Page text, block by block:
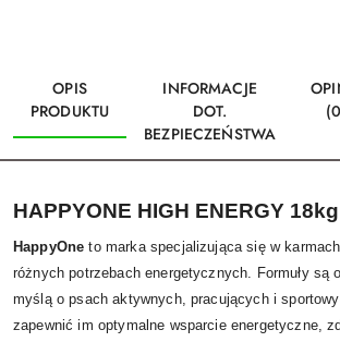
OPIS
PRODUKTU
INFORMACJE
DOT.
BEZPIECZEŃSTWA
HAPPYONE HIGH ENERGY 18kg
HappyOne to marka specjalizująca się w
różnych potrzebach energetycznych. Formuły są
myślą o psach aktywnych, pracujących i
zapewnić im optymalne wsparcie energetyczne,